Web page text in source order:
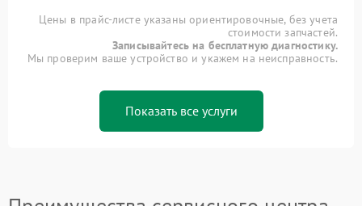
Цены в прайс-листе указаны ориентировочные, без учета
стоимости запчастей.
Записывайтесь на бесплатную диагностику.
Мы проверим ваше устройство и укажем на неисправность.
Показать все услуги